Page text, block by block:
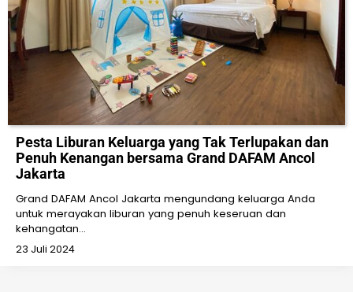
Pesta Liburan Keluarga yang Tak Terlupakan dan
Penuh Kenangan bersama Grand DAFAM Ancol
Jakarta
Grand DAFAM Ancol Jakarta mengundang keluarga Anda
untuk merayakan liburan yang penuh keseruan dan
kehangatan…
23 Juli 2024